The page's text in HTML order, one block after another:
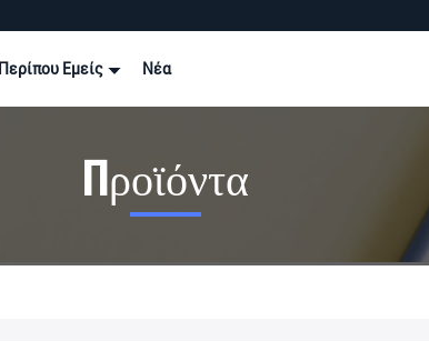
Περίπου Εμείς Νέα
Προϊόντα